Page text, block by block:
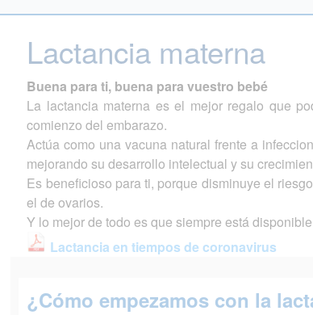
Lactancia materna
Buena para ti, buena para vuestro bebé
La lactancia materna es el mejor regalo que
comienzo del embarazo.
Actúa como una vacuna natural frente a
mejorando su desarrollo intelectual y su
Es beneficioso para ti, porque disminuye el
el de ovarios.
Y lo mejor de todo es que siempre está
Lactancia en tiempos de coronavirus
¿Cómo empezamos con la